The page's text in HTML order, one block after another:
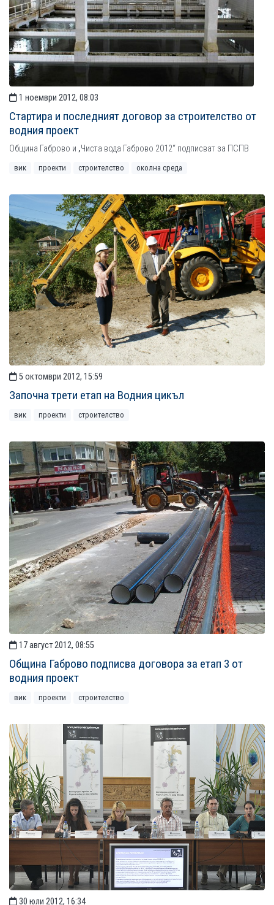
1 ноември 2012, 08:03
Стартира и последният договор за строителство от
водния проект
Община Габрово и „Чиста вода Габрово 2012“ подписват за ПСПВ
вик проекти строителство околна среда
5 октомври 2012, 15:59
Започна трети етап на Водния цикъл
вик проекти строителство
17 август 2012, 08:55
Община Габрово подписва договора за етап 3 от
водния проект
вик проекти строителство
30 юли 2012, 16:34